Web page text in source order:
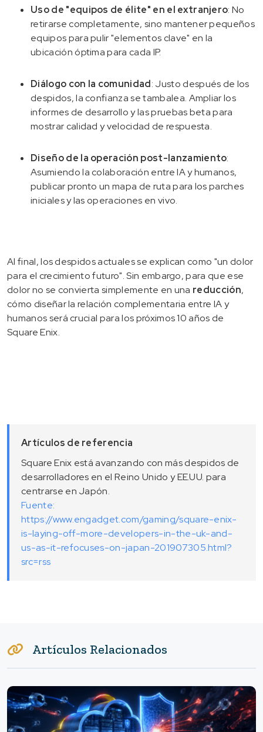
Uso de "equipos de élite" en el extranjero: No
retirarse completamente, sino mantener pequeños
equipos para pulir "elementos clave" en la
ubicación óptima para cada IP.
Diálogo con la comunidad: Justo después de los
despidos, la confianza se tambalea. Ampliar los
informes de desarrollo y las pruebas beta para
mostrar calidad y velocidad de respuesta.
Diseño de la operación post-lanzamiento:
Asumiendo la colaboración entre IA y humanos,
publicar pronto un mapa de ruta para los parches
iniciales y las operaciones en vivo.
Al final, los despidos actuales se explican como "un dolor
para el crecimiento futuro". Sin embargo, para que ese
dolor no se convierta simplemente en una reducción,
cómo diseñar la relación complementaria entre IA y
humanos será crucial para los próximos 10 años de
Square Enix.
Artículos de referencia
Square Enix está avanzando con más despidos de
desarrolladores en el Reino Unido y EE.UU. para
centrarse en Japón.
Fuente:
https://www.engadget.com/gaming/square-enix-
is-laying-off-more-developers-in-the-uk-and-
us-as-it-refocuses-on-japan-201907305.html?
src=rss
Artículos Relacionados